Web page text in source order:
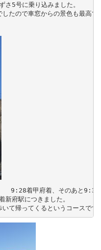
5号に乗り込みました。
たので車窓からの景色も最高で
9:28着甲府着、そのあと9:32
府駅につきました。
て帰ってくるというコースです